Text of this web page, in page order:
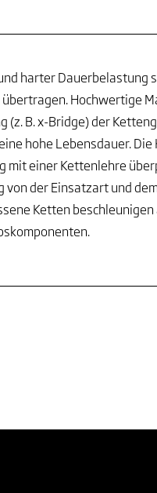
harter Dauerbelastung
Hochwertige
(z. B. x-Bridge) der
hohe Lebensdauer.
mit einer Kettenlehre
der Einsatzart und
Ketten beschleunigen